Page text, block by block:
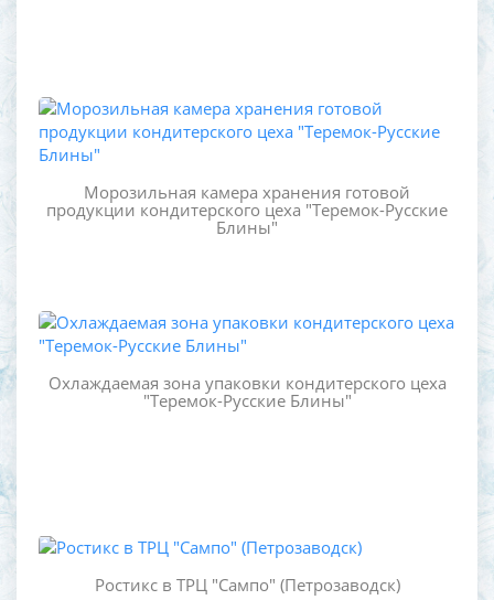
Морозильная камера хранения готовой
продукции кондитерского цеха "Теремок-Русские
Блины"
Охлаждаемая зона упаковки кондитерского цеха
"Теремок-Русские Блины"
Ростикс в ТРЦ "Сампо" (Петрозаводск)